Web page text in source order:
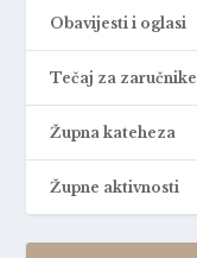
Obavijesti i oglasi
Tečaj za zaručnike
Župna kateheza
Župne aktivnosti